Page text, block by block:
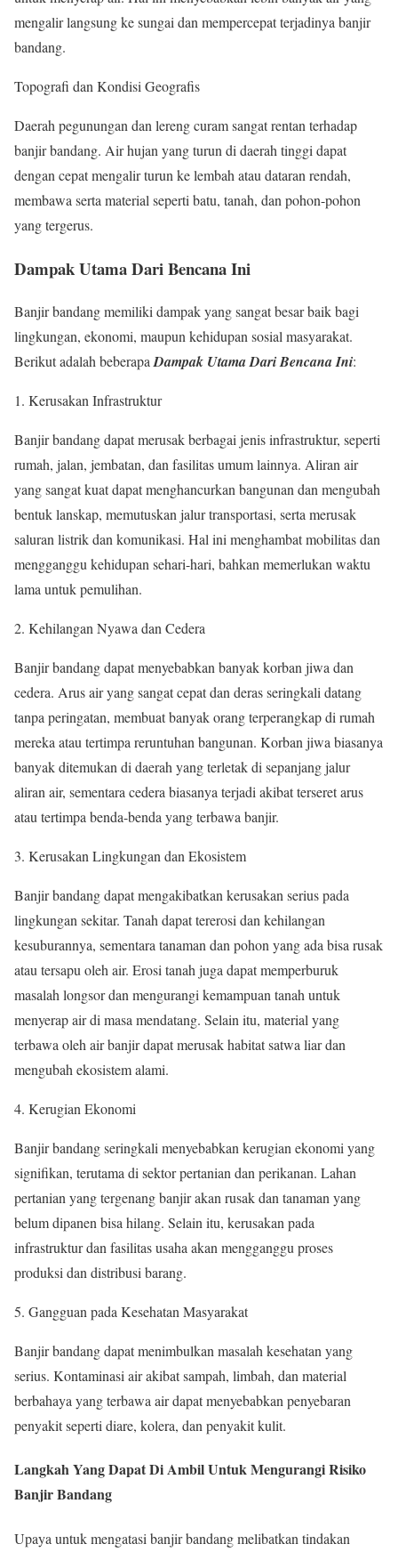
mengalir langsung ke sungai dan mempercepat terjadinya banjir
bandang.
Topografi dan Kondisi Geografis
Daerah pegunungan dan lereng curam sangat rentan terhadap
banjir bandang. Air hujan yang turun di daerah tinggi dapat
dengan cepat mengalir turun ke lembah atau dataran rendah,
membawa serta material seperti batu, tanah, dan pohon-pohon
yang tergerus.
Dampak Utama Dari Bencana Ini
Banjir bandang memiliki dampak yang sangat besar baik bagi
lingkungan, ekonomi, maupun kehidupan sosial masyarakat.
Berikut adalah beberapaDampak Utama Dari Bencana Ini:
Kerusakan Infrastruktur
Banjir bandang dapat merusak berbagai jenis infrastruktur, seperti
rumah, jalan, jembatan, dan fasilitas umum lainnya. Aliran air
yang sangat kuat dapat menghancurkan bangunan dan mengubah
bentuk lanskap, memutuskan jalur transportasi, serta merusak
saluran listrik dan komunikasi. Hal ini menghambat mobilitas dan
mengganggu kehidupan sehari-hari, bahkan memerlukan waktu
lama untuk pemulihan.
Kehilangan Nyawa dan Cedera
Banjir bandang dapat menyebabkan banyak korban jiwa dan
cedera. Arus air yang sangat cepat dan deras seringkali datang
tanpa peringatan, membuat banyak orang terperangkap di rumah
mereka atau tertimpa reruntuhan bangunan. Korban jiwa biasanya
banyak ditemukan di daerah yang terletak di sepanjang jalur
aliran air, sementara cedera biasanya terjadi akibat terseret arus
atau tertimpa benda-benda yang terbawa banjir.
Kerusakan Lingkungan dan Ekosistem
Banjir bandang dapat mengakibatkan kerusakan serius pada
lingkungan sekitar. Tanah dapat tererosi dan kehilangan
kesuburannya, sementara tanaman dan pohon yang ada bisa rusak
atau tersapu oleh air. Erosi tanah juga dapat memperburuk
masalah longsor dan mengurangi kemampuan tanah untuk
menyerap air di masa mendatang. Selain itu, material yang
terbawa oleh air banjir dapat merusak habitat satwa liar dan
mengubah ekosistem alami.
Kerugian Ekonomi
Banjir bandang seringkali menyebabkan kerugian ekonomi yang
signifikan, terutama di sektor pertanian dan perikanan. Lahan
pertanian yang tergenang banjir akan rusak dan tanaman yang
belum dipanen bisa hilang. Selain itu, kerusakan pada
infrastruktur dan fasilitas usaha akan mengganggu proses
produksi dan distribusi barang.
Gangguan pada Kesehatan Masyarakat
Banjir bandang dapat menimbulkan masalah kesehatan yang
serius. Kontaminasi air akibat sampah, limbah, dan material
berbahaya yang terbawa air dapat menyebabkan penyebaran
penyakit seperti diare, kolera, dan penyakit kulit.
Langkah Yang Dapat Di Ambil Untuk Mengurangi Risiko
Banjir Bandang
Upaya untuk mengatasi banjir bandang melibatkan tindakan